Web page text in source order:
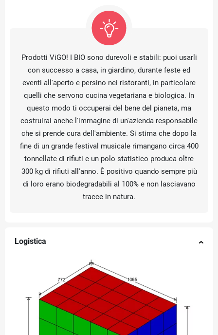
Prodotti ViGO! I BIO sono durevoli e stabili: puoi usarli
con successo a casa, in giardino, durante feste ed
eventi all'aperto e persino nei ristoranti, in particolare
quelli che servono cucina vegetariana e biologica. In
questo modo ti occuperai del bene del pianeta, ma
costruirai anche l'immagine di un'azienda responsabile
che si prende cura dell'ambiente. Si stima che dopo la
fine di un grande festival musicale rimangano circa 400
tonnellate di rifiuti e un polo statistico produca oltre
300 kg di rifiuti all'anno. È positivo quando sempre più
di loro erano biodegradabili al 100% e non lasciavano
tracce in natura.
Logistica